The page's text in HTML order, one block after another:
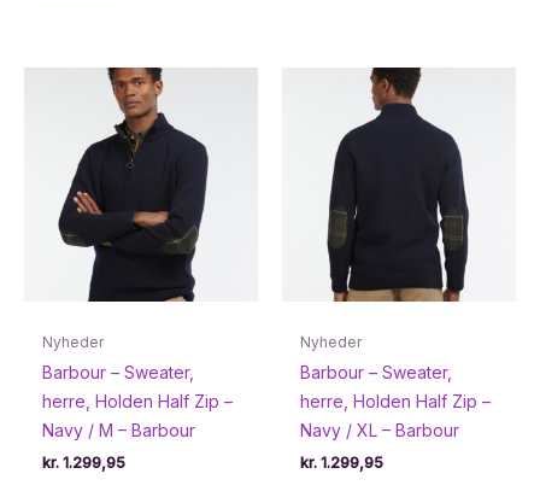
Nyheder
Barbour – Sweater,
herre, Holden Half Zip –
Navy / M – Barbour
kr. 1.299,95
Nyheder
Barbour – Sweater,
herre, Holden Half Zip –
Navy / XL – Barbour
kr. 1.299,95